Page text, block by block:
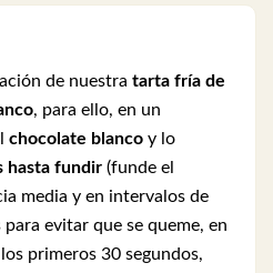
de nuestra tarta fría de
, para ello, en un
chocolate blanco y lo
hasta fundir (funde el
media y en intervalos de
evitar que se queme, en
primeros 30 segundos,